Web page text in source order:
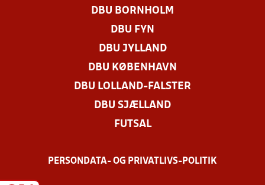
DBU BORNHOLM
DBU FYN
DBU JYLLAND
DBU KØBENHAVN
DBU LOLLAND-FALSTER
DBU SJÆLLAND
FUTSAL
PERSONDATA- OG PRIVATLIVS-POLITIK